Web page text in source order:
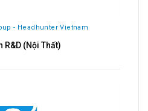
- Headhunter Vietnam
R&D (Nội Thất)